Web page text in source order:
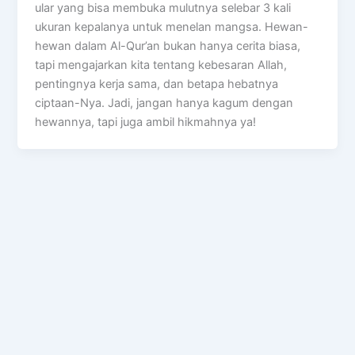
ular yang bisa membuka mulutnya selebar 3 kali
ukuran kepalanya untuk menelan mangsa. Hewan-
hewan dalam Al-Qur’an bukan hanya cerita biasa,
tapi mengajarkan kita tentang kebesaran Allah,
pentingnya kerja sama, dan betapa hebatnya
ciptaan-Nya. Jadi, jangan hanya kagum dengan
hewannya, tapi juga ambil hikmahnya ya!